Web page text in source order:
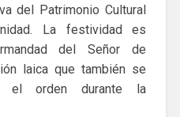
del Patrimonio Cultural
La festividad es
del Señor de
laica que también se
el orden durante la